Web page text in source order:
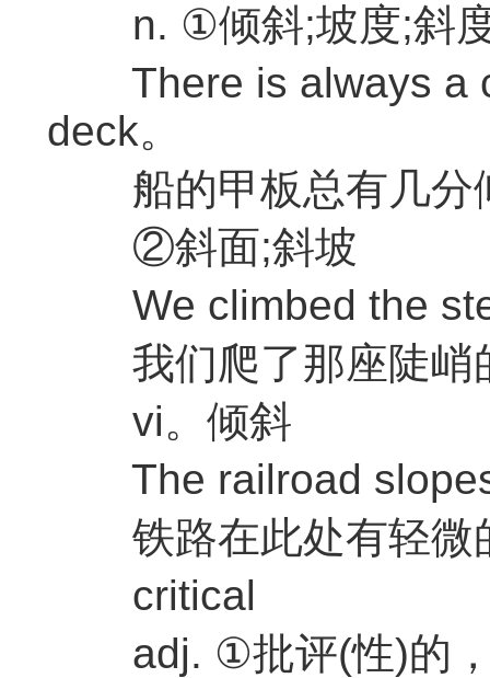
n. ①倾斜;坡度;斜
There is always a
deck。
船的甲板总有几分
②斜面;斜坡
We climbed the
我们爬了那座陡峭
vi。倾斜
The railroad slopes
铁路在此处有轻微
critical
adj. ①批评(性)的，